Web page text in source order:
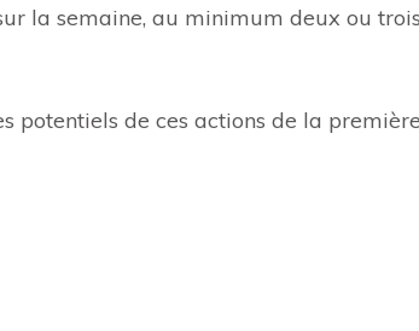
la semaine, au minimum deux ou
potentiels de ces actions de la